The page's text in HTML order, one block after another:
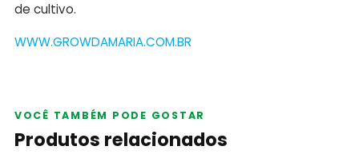
de cultivo.
WWW.GROWDAMARIA.COM.BR
VOCÊ TAMBÉM PODE GOSTAR
Produtos relacionados